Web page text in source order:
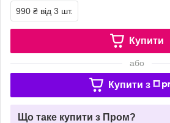
990 ₴ від 3 шт.
Купити
або
Купити з
Що таке купити з Пром?